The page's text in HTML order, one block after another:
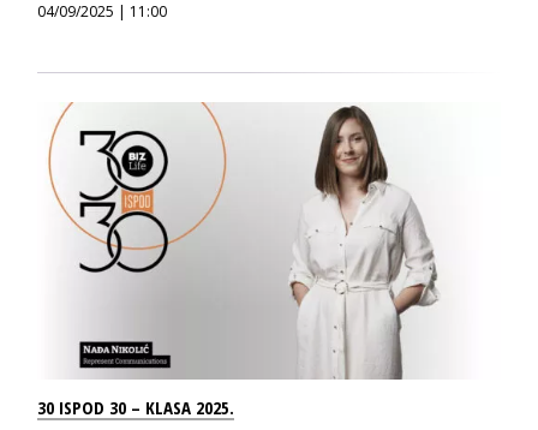
04/09/2025 | 11:00
30 ISPOD 30 – KLASA 2025.